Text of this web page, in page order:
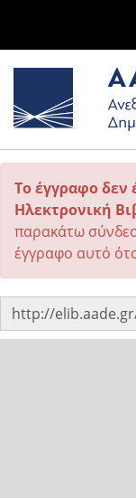
Το έγγραφο δεν
Ηλεκτρονική
παρακάτω
έγγραφο αυτό